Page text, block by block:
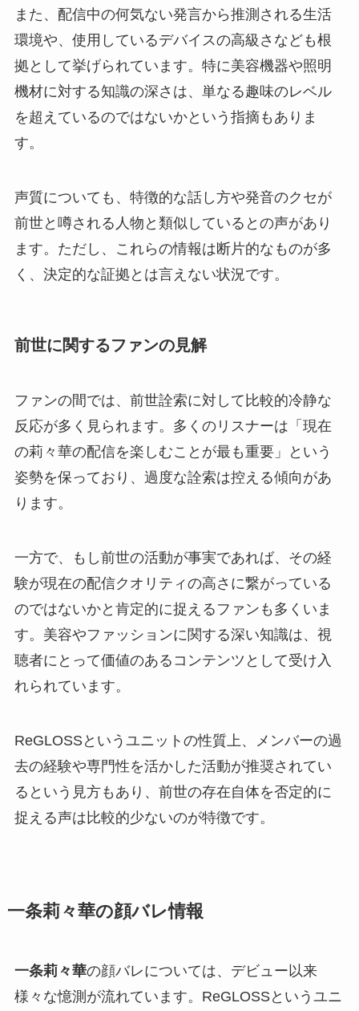
また、配信中の何気ない発言から推測される生活
環境や、使用しているデバイスの高級さなども根
拠として挙げられています。特に美容機器や照明
機材に対する知識の深さは、単なる趣味のレベル
を超えているのではないかという指摘もありま
す。
声質についても、特徴的な話し方や発音のクセが
前世と噂される人物と類似しているとの声があり
ます。ただし、これらの情報は断片的なものが多
く、決定的な証拠とは言えない状況です。
前世に関するファンの見解
ファンの間では、前世詮索に対して比較的冷静な
反応が多く見られます。多くのリスナーは「現在
の莉々華の配信を楽しむことが最も重要」という
姿勢を保っており、過度な詮索は控える傾向があ
ります。
一方で、もし前世の活動が事実であれば、その経
験が現在の配信クオリティの高さに繋がっている
のではないかと肯定的に捉えるファンも多くいま
す。美容やファッションに関する深い知識は、視
聴者にとって価値のあるコンテンツとして受け入
れられています。
ReGLOSSというユニットの性質上、メンバーの過
去の経験や専門性を活かした活動が推奨されてい
るという見方もあり、前世の存在自体を否定的に
捉える声は比較的少ないのが特徴です。
一条莉々華の顔バレ情報
一条莉々華の顔バレについては、デビュー以来
様々な憶測が流れています。ReGLOSSというユニ